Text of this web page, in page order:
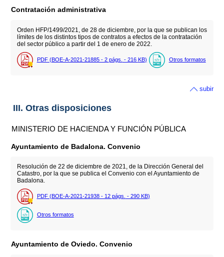
Contratación administrativa
Orden HFP/1499/2021, de 28 de diciembre, por la que se publican los
límites de los distintos tipos de contratos a efectos de la contratación
del sector público a partir del 1 de enero de 2022.
PDF (BOE-A-2021-21885 - 2 págs. - 216 KB) Otros formatos
subir
III. Otras disposiciones
MINISTERIO DE HACIENDA Y FUNCIÓN PÚBLICA
Ayuntamiento de Badalona. Convenio
Resolución de 22 de diciembre de 2021, de la Dirección General del
Catastro, por la que se publica el Convenio con el Ayuntamiento de
Badalona.
PDF (BOE-A-2021-21938 - 12 págs. - 290 KB)
Otros formatos
Ayuntamiento de Oviedo. Convenio